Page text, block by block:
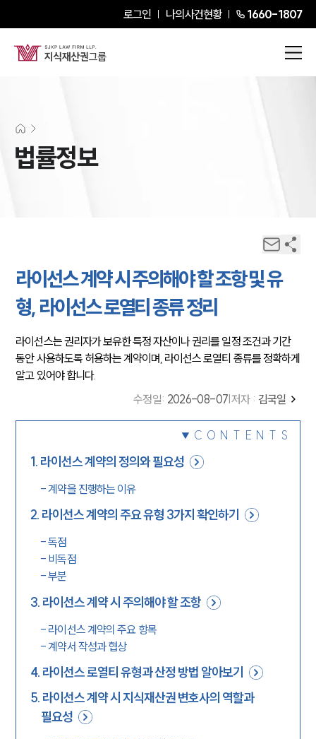
로그인 나의사건현황 1660-1807
법률정보
라이선스 계약 시 주의해야 할 조항 및 유
형, 라이선스 로열티 종류 정리
라이선스는 권리자가 보유한 특정 자산이나 권리를 일정 조건과 기간
동안 사용하도록 허용하는 계약이며, 라이선스 로열티 종류를 정확하게
알고 있어야 합니다.
수정일: 2026-08-07 저자 : 김국일
CONTENTS
1. 라이선스 계약의 정의와 필요성
-계약을 진행하는 이유
2. 라이선스 계약의 주요 유형 3가지 확인하기
-독점
- 비독점
-부분
3. 라이선스 계약 시 주의해야 할 조항
- 라이선스 계약의 주요 항목
-계약서 작성과 협상
4. 라이선스 로열티 유형과 산정 방법 알아보기
5. 라이선스 계약 시 지식재산권 변호사의 역할과
필요성